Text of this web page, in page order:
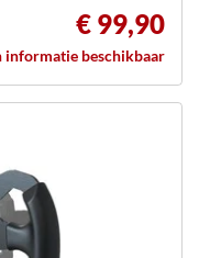
€ 99,90
informatie beschikbaar